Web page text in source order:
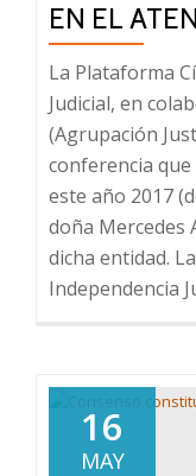
EN EL
La Plataforma
Judicial, en
(Agrupación
conferencia
este año 2017
doña Mercedes
dicha entidad.
Independencia
16
MAY